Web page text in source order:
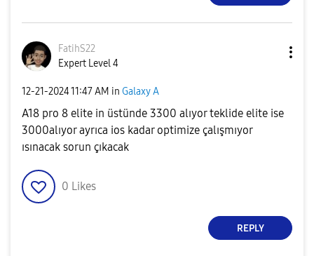
FatihS22
Expert Level 4
‎12-21-202411:47 AM in Galaxy A
A18 pro 8 elite in üstünde 3300 alıyor teklide elite ise
3000alıyor ayrıca ios kadar optimize çalışmıyor
ısınacak sorun çıkacak
0 Likes
REPLY